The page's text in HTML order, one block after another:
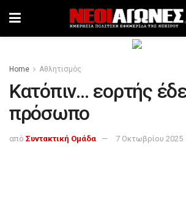
Home Αθλητισμός
Κατόπιν… εορτής
πρόσωπο
από Συντακτική Ομάδα 7 Οκτωβρίου 2025